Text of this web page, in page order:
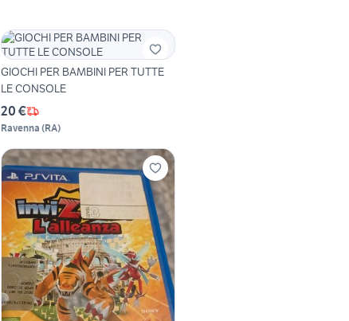
GIOCHI PER BAMBINI PER TUTTE
LE CONSOLE
20 €
Ravenna (RA)